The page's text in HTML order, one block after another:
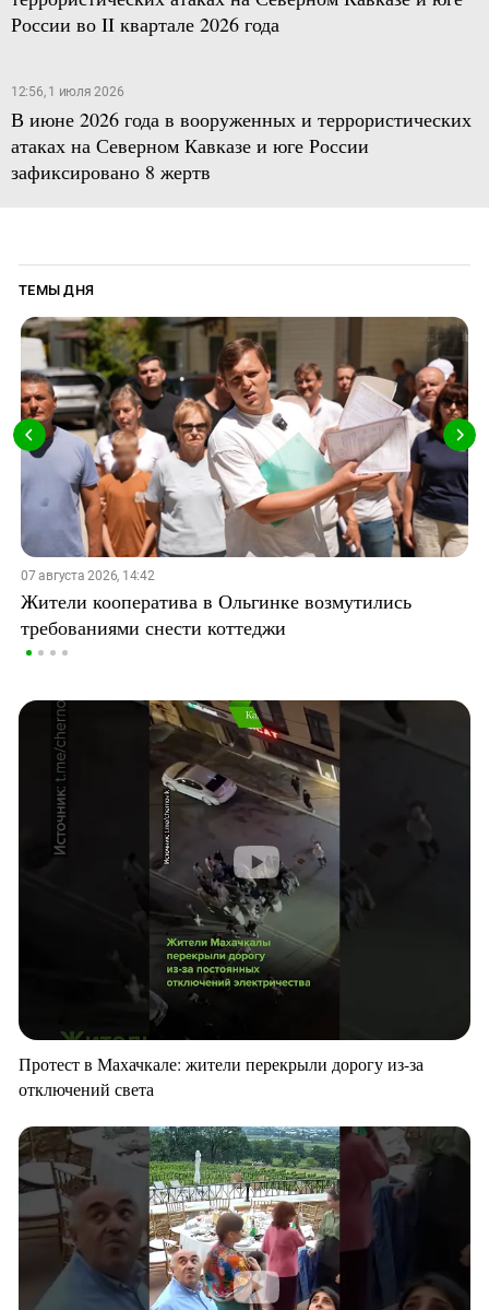
России во II квартале 2026 года
12:56, 1 июля 2026
В июне 2026 года в вооруженных и террористических
атаках на Северном Кавказе и юге России
зафиксировано 8 жертв
ТЕМЫ ДНЯ
07 августа 2026, 14:42
Жители кооператива в Ольгинке возмутились
требованиями снести коттеджи
Протест в Махачкале: жители перекрыли дорогу из-за
отключений света